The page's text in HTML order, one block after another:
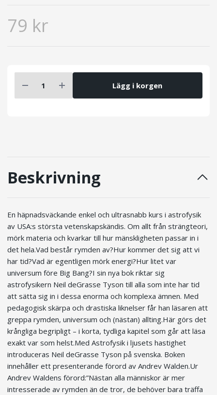
79 kr
Lägg i korgen
Beskrivning
En häpnadsväckande enkel och ultrasnabb kurs i astrofysik
av USA:s största vetenskapskändis. Om allt från strängteori,
mörk materia och kvarkar till hur mänskligheten passar in i
det hela.Vad består rymden av?Hur kommer det sig att vi
har tid?Vad är egentligen mörk energi?Hur litet var
universum före Big Bang?I sin nya bok riktar sig
astrofysikern Neil deGrasse Tyson till alla som inte har tid
att sätta sig in i dessa enorma och komplexa ämnen. Med
pedagogisk skärpa och drastiska liknelser får han läsaren att
greppa rymden, universum och (nästan) allting.Här görs det
krångliga begripligt – i korta, tydliga kapitel som går att läsa
exakt var som helst.Med Astrofysik i ljusets hastighet
introduceras Neil deGrasse Tyson på svenska. Boken
innehåller ett presenterande förord av Andrev Walden.Ur
Andrev Waldens förord:”Nästan alla människor är mer
intresserade av rymden än de tror, de behöver bara träffa